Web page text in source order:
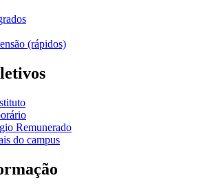
(rápidos)
Remunerado
do campus